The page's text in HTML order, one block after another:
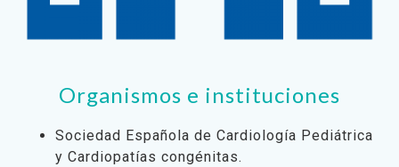
Organismos e instituciones
Sociedad Española de Cardiología Pediátrica
y Cardiopatías congénitas.